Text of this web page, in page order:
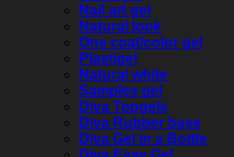
Nail art gel
Natural look
One coat/color gel
Plastigel
Natural white
Samples gel
Diva Topgels
Diva Rubber base
Diva Gel in a Bottle